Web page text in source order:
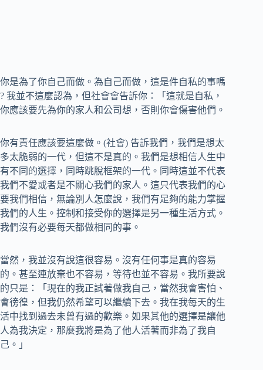
你是為了你自己而做。為自己而做，這是件自私的事嗎
? 我並不這麼認為，但社會會告訴你：「這就是自私，
你應該要先為你的家人和公司想，否則你會傷害他們。
你有責任應該要這麼做。(社會) 告訴我們，我們是想太
多太脆弱的一代，但這不是真的。我們是想相信人生中
有不同的選擇，同時跳脫框架的一代。同時這並不代表
我們不愛或者是不關心我們的家人。這只代表我們的心
要我們相信，無論別人怎麼說，我們有足夠的能力掌握
我們的人生。控制和接受你的選擇是另一種生活方式。
我們沒有必要每天都做相同的事。
當然，我並沒有說這很容易。沒有任何事是真的容易
的。甚至連放棄也不容易，等待也並不容易。我所要說
的只是：「現在的我正試著做我自己，當然我會害怕、
會徬徨，但我仍然希望可以繼續下去。我在我每天的生
活中找到過去未曾有過的歡樂。如果其他的選擇是讓他
人為我決定，那麼我將是為了他人活著而非為了我自
己。」